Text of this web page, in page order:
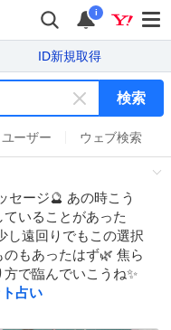
i
ID新規取得
キ
ー
ワ
ド
を
消
す
検索
ユーザー ウェブ検索
セージ🔮 あの時こう
いることがあった
し遠回りでもこの選択
もあったはず🌿 焦ら
で臨んでいこうね✨
占い